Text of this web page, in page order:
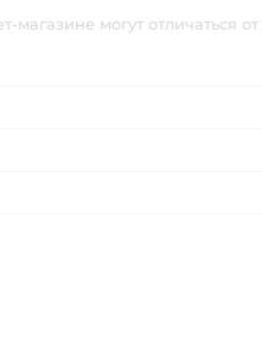
магазине могут отличаться